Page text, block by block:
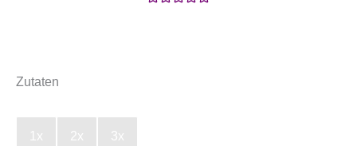
Zutaten
1x 2x 3x